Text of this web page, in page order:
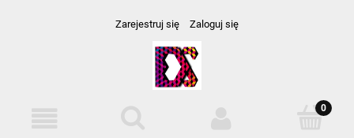
Zarejestruj się Zaloguj się